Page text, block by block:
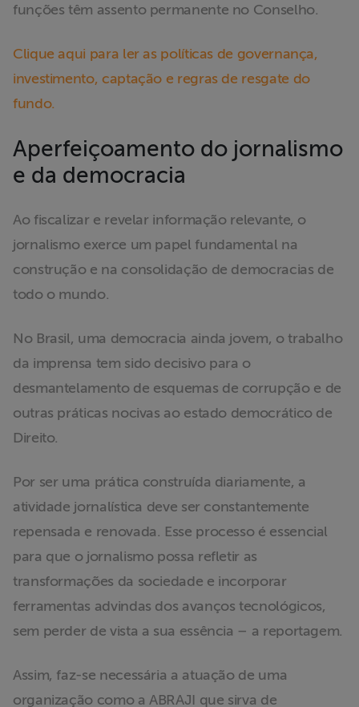
funções têm assento permanente no Conselho.
Clique aqui para ler as políticas de governança,
investimento, captação e regras de resgate do
fundo.
Aperfeiçoamento do jornalismo
e da democracia
Ao fiscalizar e revelar informação relevante, o
jornalismo exerce um papel fundamental na
construção e na consolidação de democracias de
todo o mundo.
No Brasil, uma democracia ainda jovem, o trabalho
da imprensa tem sido decisivo para o
desmantelamento de esquemas de corrupção e de
outras práticas nocivas ao estado democrático de
Direito.
Por ser uma prática construída diariamente, a
atividade jornalística deve ser constantemente
repensada e renovada. Esse processo é essencial
para que o jornalismo possa refletir as
transformações da sociedade e incorporar
ferramentas advindas dos avanços tecnológicos,
sem perder de vista a sua essência – a reportagem.
Assim, faz-se necessária a atuação de uma
organização como a ABRAJI que sirva de